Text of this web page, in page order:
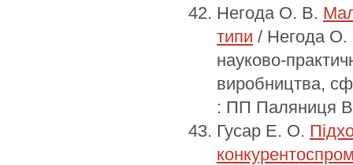
Негода О. В.
типи / Негода О.
науково-
виробництва,
: ПП Паляниця
Гусар Е. О.